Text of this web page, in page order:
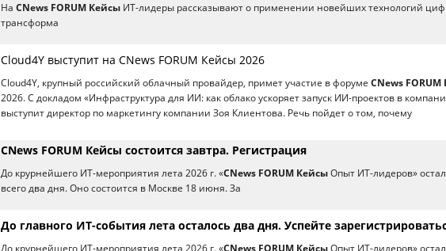
На CNews FORUM Кейсы ИТ-лидеры рассказывают о применении новейших технологий
трансформа
Cloud4Y выступит на CNews FORUM Кейсы 2026
Cloud4Y, крупный российский облачный провайдер, примет участие в форуме CNews
2026. С докладом «Инфраструктура для ИИ: как облако ускоряет запуск ИИ-проектов в
выступит директор по маркетингу компании Зоя Клиентова. Речь пойдет о том, почему
CNews FORUM Кейсы состоится завтра. Регистрация
До крурнейшего ИТ-мероприятия лета 2026 г. «CNews FORUM Кейсы Опыт ИТ-лидеров»
всего два дня. Оно состоится в Москве 18 июня. За
До главного ИТ-события лета осталось два дня. Успейте
До крурнейшего ИТ-мероприятия лета 2026 г. «CNews FORUM Кейсы Опыт ИТ-лидеров»